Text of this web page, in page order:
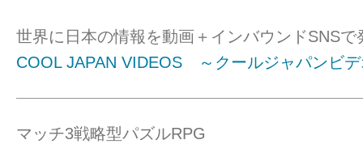
世界に日本の情報を動画＋インバウンドSNSで
COOL JAPAN VIDEOS ～クールジャパンビ
マッチ3戦略型パズルRPG